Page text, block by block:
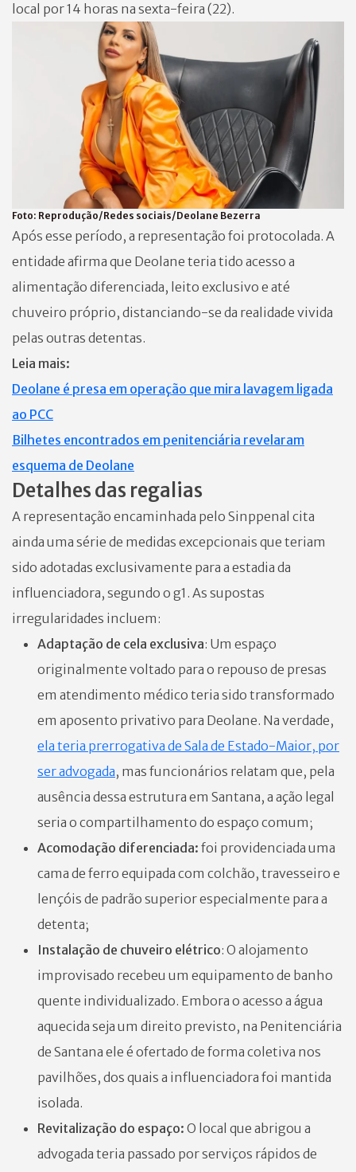
local por 14 horas na sexta-feira (22).
Foto: Reprodução/Redes sociais/Deolane Bezerra
Após esse período, a representação foi protocolada. A
entidade afirma que Deolane teria tido acesso a
alimentação diferenciada, leito exclusivo e até
chuveiro próprio, distanciando-se da realidade vivida
pelas outras detentas.
Leia mais:
Deolane é presa em operação que mira lavagem ligada
ao PCC
Bilhetes encontrados em penitenciária revelaram
esquema de Deolane
Detalhes das regalias
A representação encaminhada pelo Sinppenal cita
ainda uma série de medidas excepcionais que teriam
sido adotadas exclusivamente para a estadia da
influenciadora, segundo o g1. As supostas
irregularidades incluem:
Adaptação de cela exclusiva: Um espaço
originalmente voltado para o repouso de presas
em atendimento médico teria sido transformado
em aposento privativo para Deolane. Na verdade,
ela teria prerrogativa de Sala de Estado-Maior, por
ser advogada, mas funcionários relatam que, pela
ausência dessa estrutura em Santana, a ação legal
seria o compartilhamento do espaço comum;
Acomodação diferenciada: foi providenciada uma
cama de ferro equipada com colchão, travesseiro e
lençóis de padrão superior especialmente para a
detenta;
Instalação de chuveiro elétrico: O alojamento
improvisado recebeu um equipamento de banho
quente individualizado. Embora o acesso a água
aquecida seja um direito previsto, na Penitenciária
de Santana ele é ofertado de forma coletiva nos
pavilhões, dos quais a influenciadora foi mantida
isolada.
Revitalização do espaço: O local que abrigou a
advogada teria passado por serviços rápidos de